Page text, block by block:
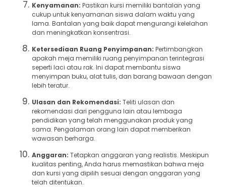
Kenyamanan: Pastikan kursi memiliki bantalan yang
cukup untuk kenyamanan siswa dalam waktu yang
lama. Bantalan yang baik dapat mengurangi kelelahan
dan meningkatkan konsentrasi.
Ketersediaan Ruang Penyimpanan: Pertimbangkan
apakah meja memiliki ruang penyimpanan terintegrasi
seperti laci atau rak. Ini dapat membantu siswa
menyimpan buku, alat tulis, dan barang bawaan dengan
lebih teratur.
Ulasan dan Rekomendasi: Teliti ulasan dan
rekomendasi dari pengguna lain atau lembaga
pendidikan yang telah menggunakan produk yang
sama. Pengalaman orang lain dapat memberikan
wawasan berharga.
Anggaran: Tetapkan anggaran yang realistis. Meskipun
kualitas penting, Anda harus memastikan bahwa meja
dan kursi yang dipilih sesuai dengan anggaran yang
telah ditentukan.